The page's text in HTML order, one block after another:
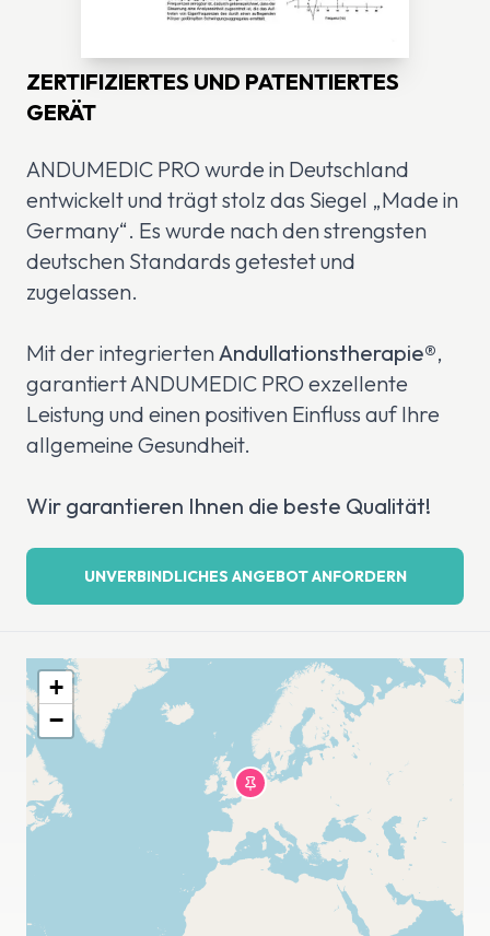
ZERTIFIZIERTES UND PATENTIERTES
GERÄT
ANDUMEDIC PRO wurde in Deutschland
entwickelt und trägt stolz das Siegel „Made in
Germany“. Es wurde nach den strengsten
deutschen Standards getestet und
zugelassen.
Mit der integriertenAndullationstherapie®,
garantiert ANDUMEDIC PRO exzellente
Leistung und einen positiven Einfluss auf Ihre
allgemeine Gesundheit.
Wir garantieren Ihnen die beste Qualität!
UNVERBINDLICHES ANGEBOT ANFORDERN
+
−